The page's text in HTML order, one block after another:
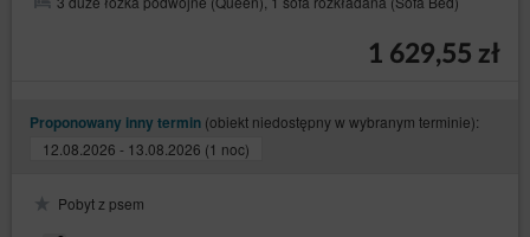
przetwarzane są jej dane osobowe. Jeżeli dane
do uzyskania dostępu do nich oraz uzyskania
dane zostały lub zostaną ujawnione, o okresie
przechowywania danych lub o kryteriach ich
1 629,55 zł
Proponowany inny termin (obiekt niedostępny w wybranym terminie):
12.08.2026 - 13.08.2026 (1 noc)
Pobyt z psem